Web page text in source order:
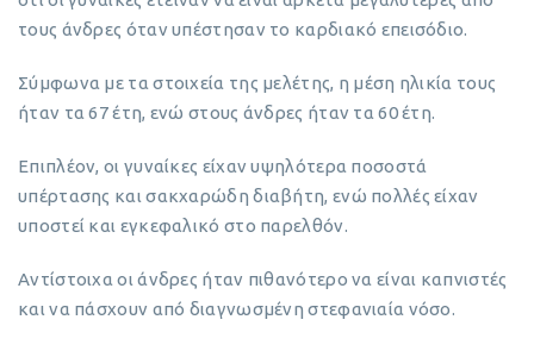
τους άνδρες όταν υπέστησαν το καρδιακό επεισόδιο.
Σύμφωνα με τα στοιχεία της μελέτης, η μέση ηλικία τους
ήταν τα 67 έτη, ενώ στους άνδρες ήταν τα 60 έτη.
Επιπλέον, οι γυναίκες είχαν υψηλότερα ποσοστά
υπέρτασης και σακχαρώδη διαβήτη, ενώ πολλές είχαν
υποστεί και εγκεφαλικό στο παρελθόν.
Αντίστοιχα οι άνδρες ήταν πιθανότερο να είναι καπνιστές
και να πάσχουν από διαγνωσμένη στεφανιαία νόσο.